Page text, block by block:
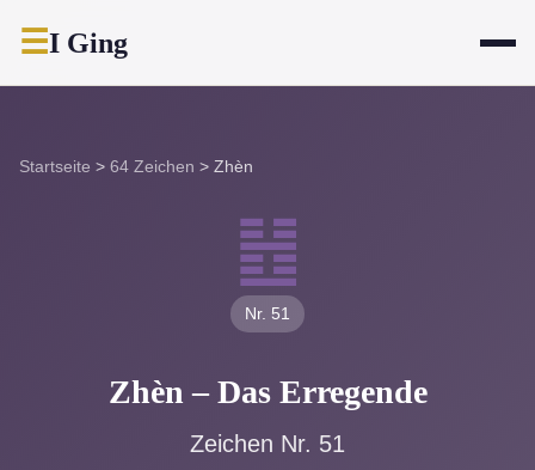
☰I Ging
Startseite > 64 Zeichen > Zhèn
䷲
Nr. 51
Zhèn – Das Erregende
Zeichen Nr. 51